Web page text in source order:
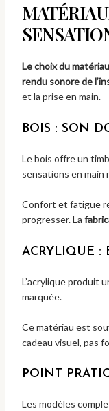
Le choix du
rendu sonore de
et la prise en main.
BOIS : SON
Le bois offre un
sensations en
Confort et fatigue
progresser. La
ACRYLIQUE :
L’acrylique produit
marquée.
Ce matériau est
cadeau visuel, pas
POINT
Les modèles